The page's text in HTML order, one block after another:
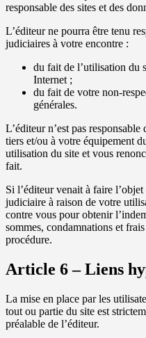
responsable des sites et des
L’éditeur ne pourra être tenu
judiciaires à votre encontre :
du fait de l’utilisation du
Internet ;
du fait de votre non-
générales.
L’éditeur n’est pas
tiers et/ou à votre équipement
utilisation du site et vous
fait.
Si l’éditeur venait à faire
judiciaire à raison de votre
contre vous pour obtenir
sommes, condamnations et
procédure.
Article 6 – Liens
La mise en place par les
tout ou partie du site est
préalable de l’éditeur.